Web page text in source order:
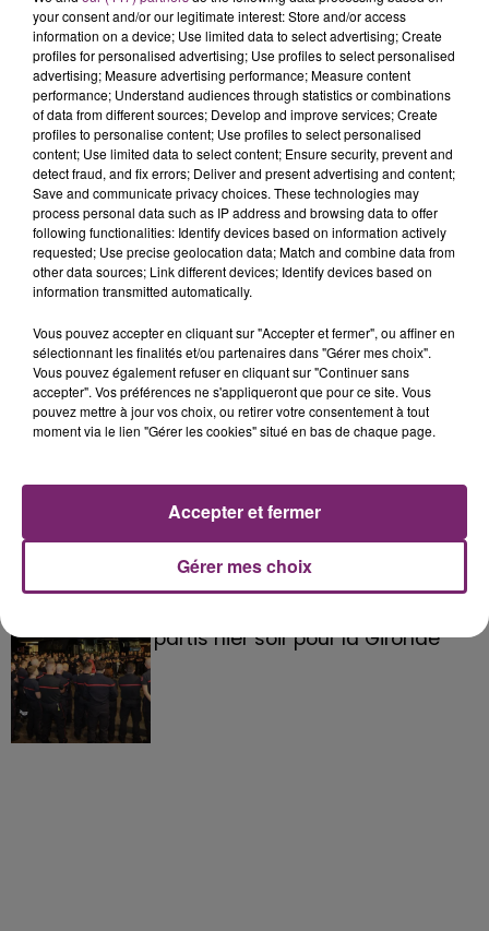
La Bulle - Guinguette éphémère
de Frelinghien !
partis hier soir pour la Gironde
your consent and/or our legitimate interest: Store and/or access
information on a device; Use limited data to select advertising; Create
profiles for personalised advertising; Use profiles to select personalised
advertising; Measure advertising performance; Measure content
performance; Understand audiences through statistics or combinations
of data from different sources; Develop and improve services; Create
profiles to personalise content; Use profiles to select personalised
content; Use limited data to select content; Ensure security, prevent and
detect fraud, and fix errors; Deliver and present advertising and content;
Save and communicate privacy choices. These technologies may
process personal data such as IP address and browsing data to offer
following functionalities: Identify devices based on information actively
requested; Use precise geolocation data; Match and combine data from
other data sources; Link different devices; Identify devices based on
information transmitted automatically.
Vous pouvez accepter en cliquant sur "Accepter et fermer", ou affiner en
sélectionnant les finalités et/ou partenaires dans "Gérer mes choix".
Vous pouvez également refuser en cliquant sur "Continuer sans
accepter". Vos préférences ne s'appliqueront que pour ce site. Vous
pouvez mettre à jour vos choix, ou retirer votre consentement à tout
moment via le lien "Gérer les cookies" situé en bas de chaque page.
Gérer mes choix
Accepter et fermer